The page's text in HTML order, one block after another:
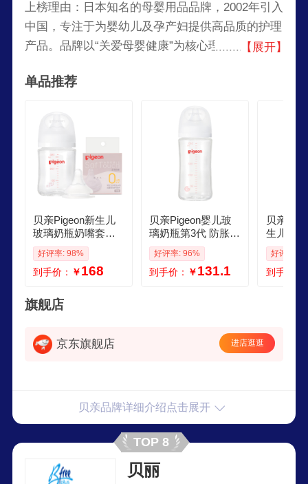
上榜理由：日本知名的母婴用品品牌，2002年引入
中国，专注于为婴幼儿及孕产妇提供高品质的护理
产品。品牌以“关爱母婴健康”为核心理念，通过不
使用的母婴护理产品。贝亲的产品涵盖哺乳、喂
【展开】
单品推荐
贝亲Pigeon新生儿
玻璃奶瓶奶嘴套装1
60ml奶瓶S号SS号
奶嘴103个月
好评率: 98%
到手价： ￥168
贝亲Pigeon婴儿玻
璃奶瓶第3代 防胀气
奶瓶 宽口径自带奶
嘴M号240ml透明
好评率: 96%
到手价： ￥131.1
贝亲
生儿奶
瓶
口径 自
40ml
好评率:
到手价：
旗舰店
京东旗舰店 进店逛逛
贝亲品牌详细介绍点击展开
TOP 8
贝丽